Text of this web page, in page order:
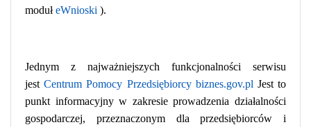
modułeWnioski ).
Jednym z najważniejszych funkcjonalności serwisu
jestCentrum Pomocy Przedsiębiorcy biznes.gov.pl Jest to
punkt informacyjny w zakresie prowadzenia działalności
gospodarczej, przeznaczonym dla przedsiębiorców i